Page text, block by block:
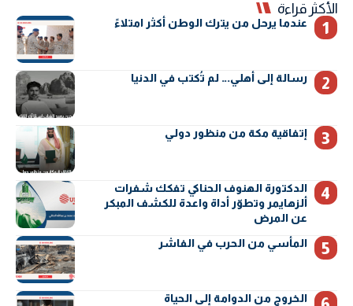
الأكثر قراءة
عندما يرحل من يترك الوطن أكثر امتلاءً
رسالة إلى أهلي… لم تُكتب في الدنيا
إتفاقية مكة من منظور دولي
الدكتورة الهنوف الحناكي تفكك شفرات
ألزهايمر وتطوّر أداة واعدة للكشف المبكر
عن المرض
المأسي من الحرب في الفاشر
الخروج من الدوامة إلى الحياة